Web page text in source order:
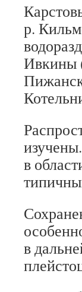
р.
Ивкины
в
в